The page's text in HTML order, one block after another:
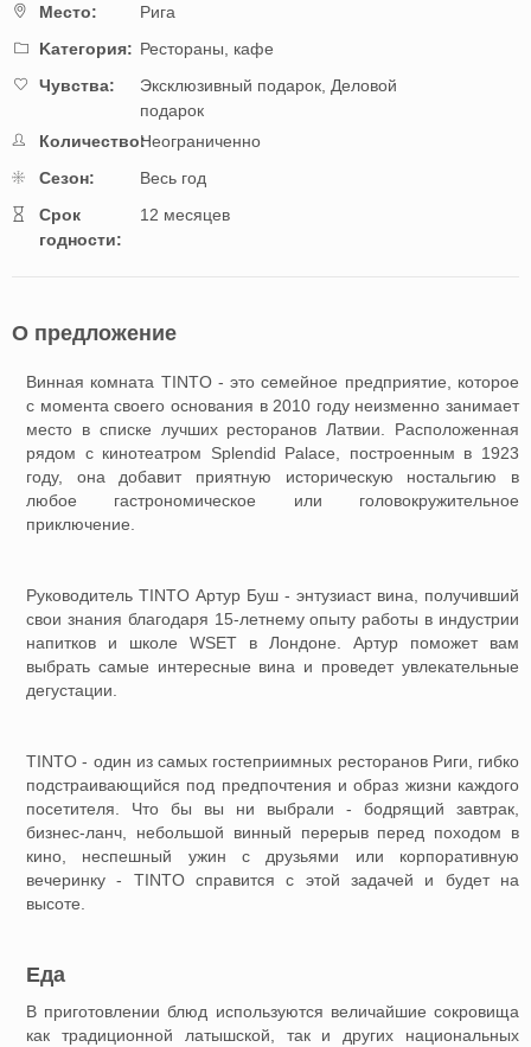
Mестo:
Рига
Kатегория: Рестораны, кафе
Чувства:
Эксклюзивный подарок, Деловой
подарок
Количество:Неограниченно
Cезон:
Весь год
Cрок
годности:
12 месяцев
О предложение
Винная комната TINTO - это семейное предприятие, которое
с момента своего основания в 2010 году неизменно занимает
место в списке лучших ресторанов Латвии. Расположенная
рядом с кинотеатром Splendid Palace, построенным в 1923
году, она добавит приятную историческую ностальгию в
любое гастрономическое или головокружительное
приключение.
Руководитель TINTO Артур Буш - энтузиаст вина, получивший
свои знания благодаря 15-летнему опыту работы в индустрии
напитков и школе WSET в Лондоне. Артур поможет вам
выбрать самые интересные вина и проведет увлекательные
дегустации.
TINTO - один из самых гостеприимных ресторанов Риги, гибко
подстраивающийся под предпочтения и образ жизни каждого
посетителя. Что бы вы ни выбрали - бодрящий завтрак,
бизнес-ланч, небольшой винный перерыв перед походом в
кино, неспешный ужин с друзьями или корпоративную
вечеринку - TINTO справится с этой задачей и будет на
высоте.
Еда
В приготовлении блюд используются величайшие сокровища
как традиционной латышской, так и других национальных